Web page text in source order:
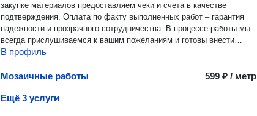
закупке материалов предоставляем чеки и счета в качестве
подтверждения. Оплата по факту выполненных работ – гарантия
надежности и прозрачного сотрудничества. В процессе работы мы
всегда прислушиваемся к вашим пожеланиям и готовы внести
доработки, которые не противоречат условиям договора и
В профиль
Мозаичные работы 599 ₽ / метр
Ещё 3 услуги